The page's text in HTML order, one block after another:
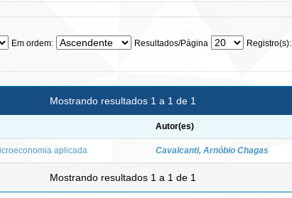
Em ordem: Resultados/Página Registro(s):
Mostrando resultados 1 a 1 de 1
Autor(es)
aplicada Cavalcanti, Arnóbio Chagas
Mostrando resultados 1 a 1 de 1